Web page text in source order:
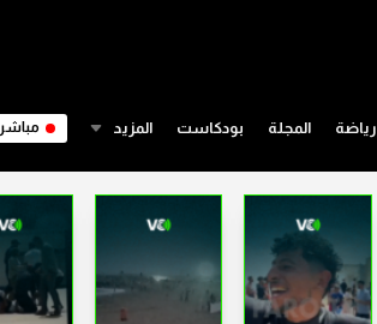
رياضة المجلة بودكاست المزيد مباشر